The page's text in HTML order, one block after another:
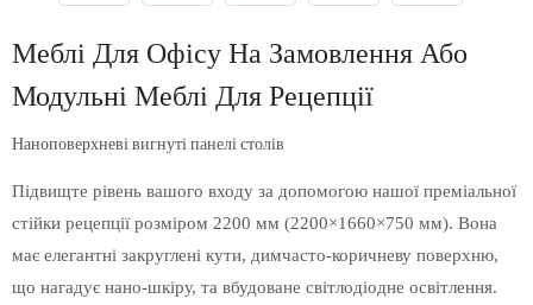
Меблі Для Офісу На Замовлення Або
Модульні Меблі Для Рецепції
Наноповерхневі вигнуті панелі столів
Підвищте рівень вашого входу за допомогою нашої преміальної
стійки рецепції розміром 2200 мм (2200×1660×750 мм). Вона
має елегантні закруглені кути, димчасто-коричневу поверхню,
що нагадує нано-шкіру, та вбудоване світлодіодне освітлення.